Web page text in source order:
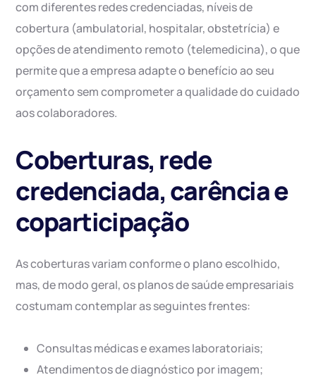
com diferentes redes credenciadas, níveis de
cobertura (ambulatorial, hospitalar, obstetrícia) e
opções de atendimento remoto (telemedicina), o que
permite que a empresa adapte o benefício ao seu
orçamento sem comprometer a qualidade do cuidado
aos colaboradores.
Coberturas, rede
credenciada, carência e
coparticipação
As coberturas variam conforme o plano escolhido,
mas, de modo geral, os planos de saúde empresariais
costumam contemplar as seguintes frentes:
Consultas médicas e exames laboratoriais;
Atendimentos de diagnóstico por imagem;